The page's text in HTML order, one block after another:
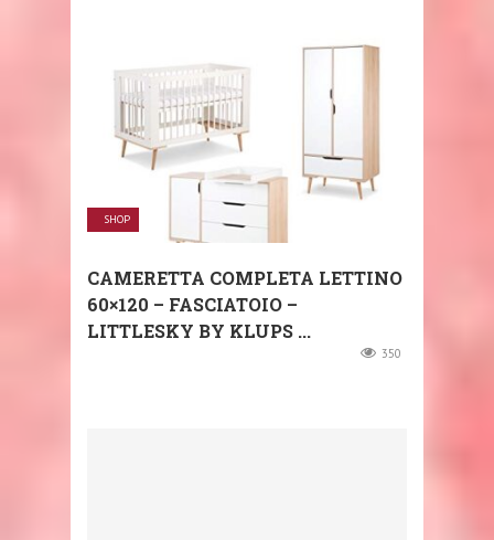
SHOP
CAMERETTA COMPLETA LETTINO
60×120 – FASCIATOIO –
LITTLESKY BY KLUPS ...
350